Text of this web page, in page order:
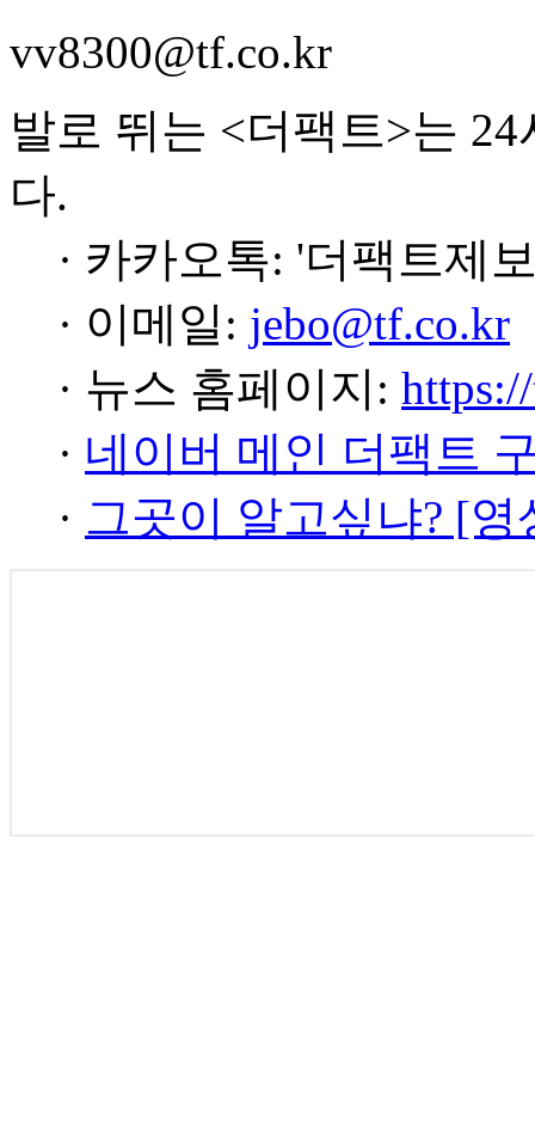
vv8300@tf.co.kr
발로 뛰는 <더팩트>는
다.
· 카카오톡: '더팩트제
· 이메일: jebo@tf.co.kr
· 뉴스 홈페이지:
· 네이버 메인 더팩트
· 그곳이 알고싶냐? [